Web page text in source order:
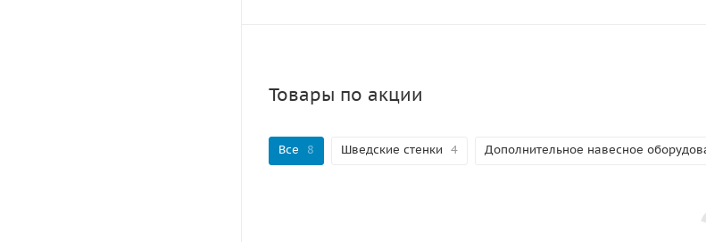
Товары по акции
Все 8 Шведские стенки 4 Дополнительное навесное